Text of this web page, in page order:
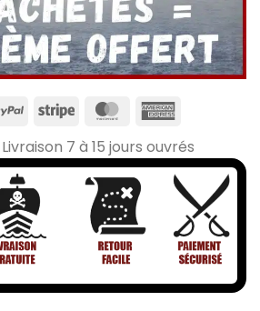
7 à 15 jours ouvrés